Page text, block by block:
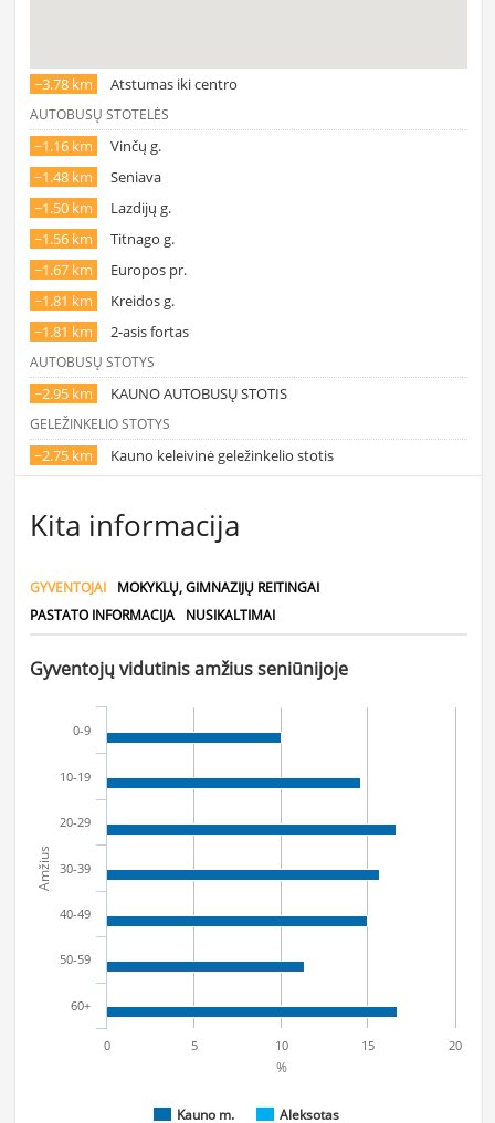
~3.78 km Atstumas iki centro
AUTOBUSŲ STOTELĖS
~1.16 km
Vinčų g.
~1.48 km
Seniava
~1.50 km
Lazdijų g.
~1.56 km
Titnago g.
~1.67 km
Europos pr.
~1.81 km
Kreidos g.
~1.81 km
2-asis fortas
AUTOBUSŲ STOTYS
~2.95 km KAUNO AUTOBUSŲ STOTIS
GELEŽINKELIO STOTYS
~2.75 km Kauno keleivinė geležinkelio stotis
Kita informacija
GYVENTOJAI
MOKYKLŲ, GIMNAZIJŲ REITINGAI
PASTATO INFORMACIJA
NUSIKALTIMAI
Gyventojų vidutinis amžius seniūnijoje
Amžius
%
Kauno m. Aleksotas
0-9
10-19
20-29
30-39
40-49
50-59
60+
0 5 10 15 20